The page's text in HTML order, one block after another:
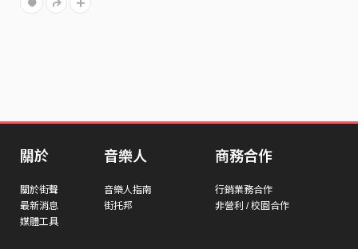
關於
關於街聲
最新消息
媒體工具
音樂人
音樂人指南
街托邦
商務合作
行銷業務合作
非營利 / 校園合作